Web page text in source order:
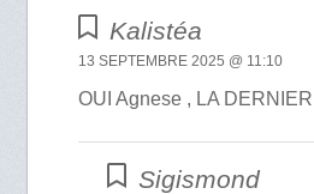
Kalistéa
13 SEPTEMBRE 2025 @ 11:10
OUI Agnese , LA
Sigismond